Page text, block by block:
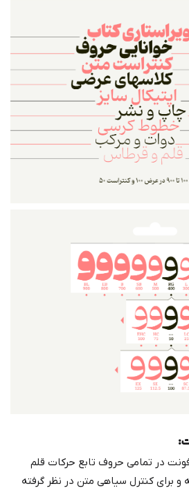
در تمامی حروف تابع حرکات قلم
برای کنترل سیاهی متن در نظر گرفته